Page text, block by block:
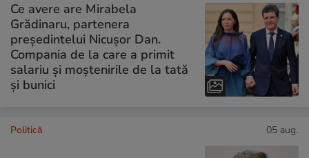
Ce avere are Mirabela
Grădinaru, partenera
președintelui Nicușor Dan.
Compania de la care a primit
salariu și moștenirile de la tată
și bunici
Politică 05 aug.